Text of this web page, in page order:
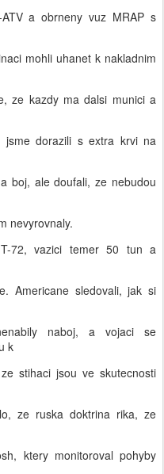
a obrneny vuz MRAP s
mohli uhanet k nakladnim
ze kazdy ma dalsi munici a
jsme dorazili s extra krvi na
boj, ale doufali, ze nebudou
nevyrovnaly.
72, vazici temer 50 tun a
Americane sledovali, jak si
naboj, a vojaci se
k
stihaci jsou ve skutecnosti
ze ruska doktrina rika, ze
ktery monitoroval pohyby